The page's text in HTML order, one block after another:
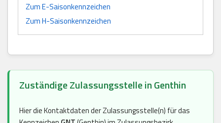
Zum E-Saisonkennzeichen
Zum H-Saisonkennzeichen
Zuständige Zulassungsstelle in Genthin
Hier die Kontaktdaten der Zulassungsstelle(n) für das